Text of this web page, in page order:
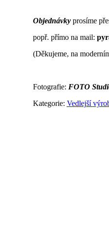
Objednávkyprosíme
popř. přímo na mail:
(Děkujeme, na
Fotografie: FOTO
Kategorie: Vedlejší